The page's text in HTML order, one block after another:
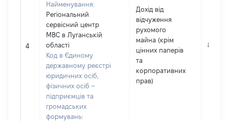
4
Найменування:
Регіональний
сервісний центр
МВС в Луганській
області
Код в Єдиному
державному реєстрі
юридичних осіб,
фізичних осіб –
підприємців та
громадських
формувань:
Дохід від
відчуження
рухомого
майна (крім
цінних паперів
та
корпоративних
прав)
85251